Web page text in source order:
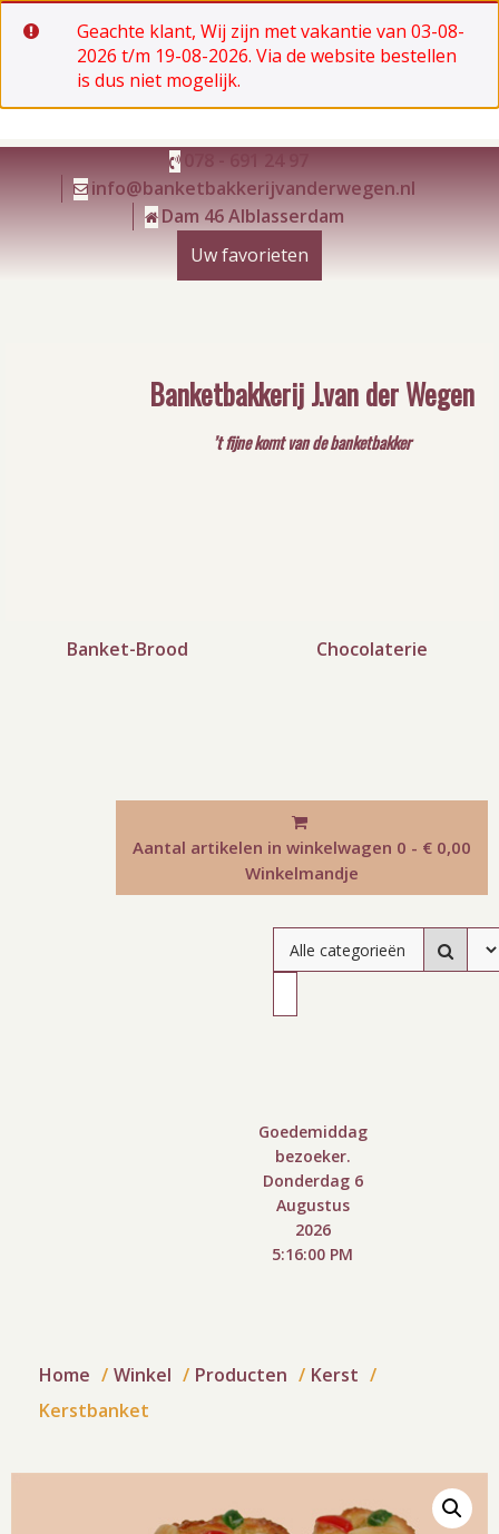
Geachte klant, Wij zijn met vakantie van 03-08-
2026 t/m 19-08-2026. Via de website bestellen
is dus niet mogelijk.
Ga
078 - 691 24 97
info@banketbakkerijvanderwegen.nl
Dam 46 Alblasserdam
Uw favorieten
Banketbakkerij J.van der Wegen
’t fijne komt van de banketbakker
Banket-Brood Chocolaterie
Aantal artikelen in winkelwagen 0 - € 0,00
Winkelmandje
Goedemiddag
bezoeker.
Donderdag 6
Augustus
2026
5:16:01 PM
Home Winkel Producten
Kerst
Kerstbanket